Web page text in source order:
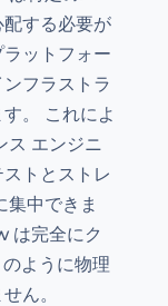
配する必要が
ットフォー
フラストラ
。 これによ
ス エンジニ
トとストレ
集中できま
は完全にク
ように物理
ん。